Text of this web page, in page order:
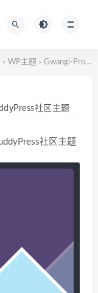
> WP主题 > Gwangi-Pro多功能会员、社交网络和BuddyPress社区主题
社区主题
社区主题